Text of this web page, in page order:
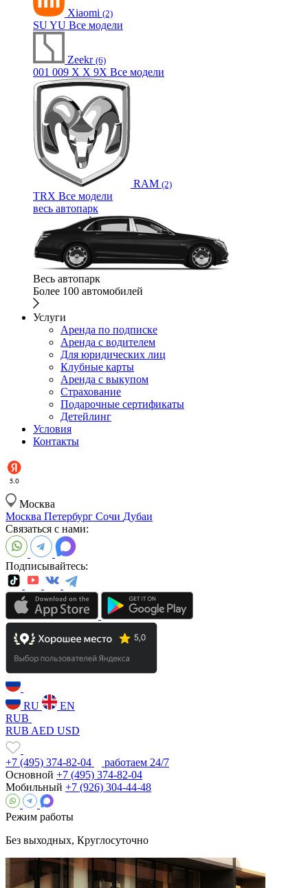
Xiaomi (2)
SUYU Все модели
Zeekr (6)
001 009 X X 9X Все модели
RAM (2)
TRX Все модели
весь автопарк
Весь автопарк
Более 100 автомобилей
Услуги
Аренда по подписке
Аренда с водителем
Для юридических лиц
Клубные карты
Аренда с выкупом
Страхование
Подарочные сертификаты
Детейлинг
Условия
Контакты
Москва
Москва Петербург Сочи Дубаи
Связаться с нами:
Подписывайтесь:
RU
EN
RUB
RUB AED USD
+7 (495) 374-82-04
работаем 24/7
Основной +7 (495) 374-82-04
Мобильный +7 (926) 304-44-48
Режим работы
Без выходных, Круглосуточно